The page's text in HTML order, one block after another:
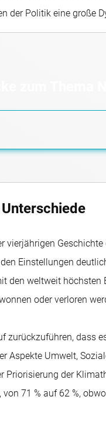
der Politik eine große
vierjährigen
Einstellungen
den weltweit
oder verloren
zurückzuführen, dass
Aspekte Umwelt,
Priorisierung der
71 % auf 62 %,